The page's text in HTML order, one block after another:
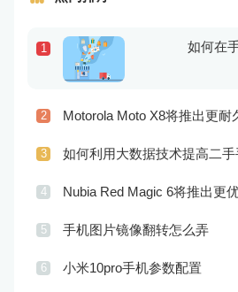
1 如何在
2
3 如何利用大数据技术提高二
4
5 手机图片镜像翻转怎么弄
6 小米10pro手机参数配置